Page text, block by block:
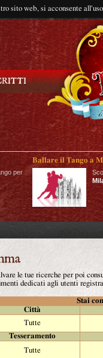
sito web, si acconsente
per
Ballare il Tango a
le tue ricerche per poi
dedicati agli utenti
Stai
Città
Tutte
Tesseramento
Tutte